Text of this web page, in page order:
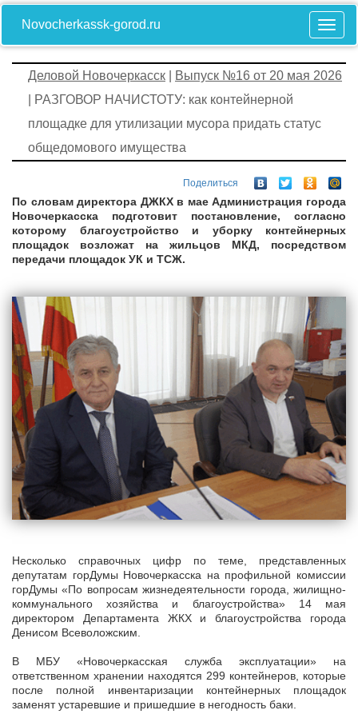
Novocherkassk-gorod.ru
Деловой Новочеркасск
Выпуск №16 от 20 мая 2026
| РАЗГОВОР НАЧИСТОТУ: как контейнерной
площадке для утилизации мусора придать статус
общедомового имущества
Поделиться
По словам директора ДЖКХ в мае Администрация города
Новочеркасска подготовит постановление, согласно
которому благоустройство и уборку контейнерных
площадок возложат на жильцов МКД, посредством
передачи площадок УК и ТСЖ.
Несколько справочных цифр по теме, представленных
депутатам горДумы Новочеркасска на профильной комиссии
горДумы «По вопросам жизнедеятельности города, жилищно-
коммунального хозяйства и благоустройства» 14 мая
директором Департамента ЖКХ и благоустройства города
Денисом Всеволожским.
В МБУ «Новочеркасская служба эксплуатации» на
ответственном хранении находятся 299 контейнеров, которые
после полной инвентаризации контейнерных площадок
заменят устаревшие и пришедшие в негодность баки.